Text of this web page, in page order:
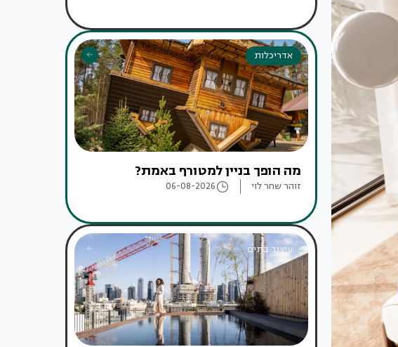
אדריכלות
מה הופך בניין למטורף באמת?
זוהר שחר לוי 06-08-2026
עיצוב בתים